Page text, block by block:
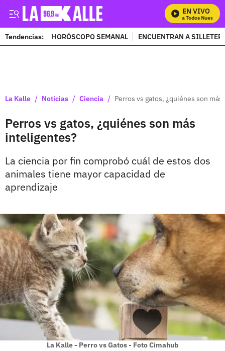
EN VIVO
Mira Todos Nuestros
Tendencias: HORÓSCOPO SEMANAL ENCUENTRAN A
La Kalle / Noticias / Ciencia / Perros vs gatos, ¿quiénes son
Perros vs gatos, ¿quiénes son más
inteligentes?
La ciencia por fin comprobó cuál de estos dos
animales tiene mayor capacidad de
aprendizaje
La Kalle - Perro vs Gatos - Foto Cimahub